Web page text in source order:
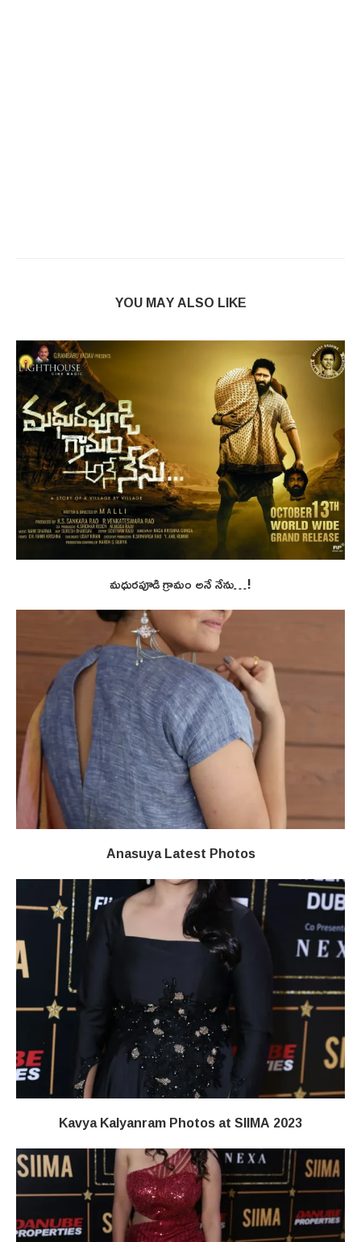
YOU MAY ALSO LIKE
మధురపూడి గ్రామం అనే నేను…!
Anasuya Latest Photos
Kavya Kalyanram Photos at SIIMA 2023